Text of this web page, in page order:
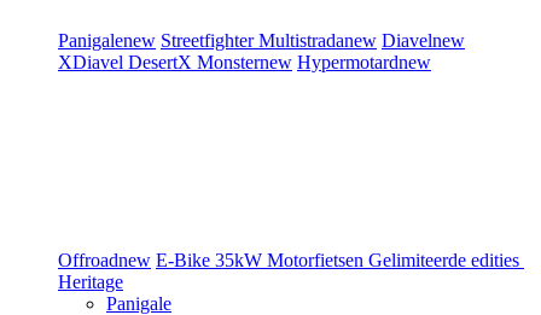
Panigalenew StreetfighterMultistradanew Diavelnew
XDiavel DesertX Monsternew Hypermotardnew
Offroadnew E-Bike 35kW Motorfietsen Gelimiteerde edities
Heritage
Panigale